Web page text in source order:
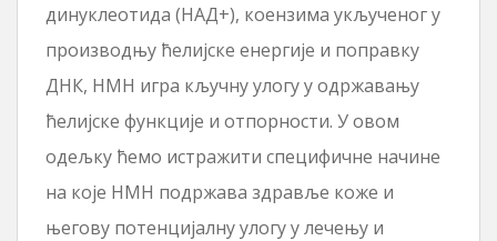
динуклеотида (НАД+), коензима укљученог у
производњу ћелијске енергије и поправку
ДНК, НМН игра кључну улогу у одржавању
ћелијске функције и отпорности. У овом
одељку ћемо истражити специфичне начине
на које НМН подржава здравље коже и
његову потенцијалну улогу у лечењу и